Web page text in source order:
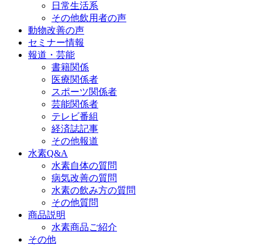
日常生活系
その他飲用者の声
動物改善の声
セミナー情報
報道・芸能
書籍関係
医療関係者
スポーツ関係者
芸能関係者
テレビ番組
経済誌記事
その他報道
水素Q&A
水素自体の質問
病気改善の質問
水素の飲み方の質問
その他質問
商品説明
水素商品ご紹介
その他